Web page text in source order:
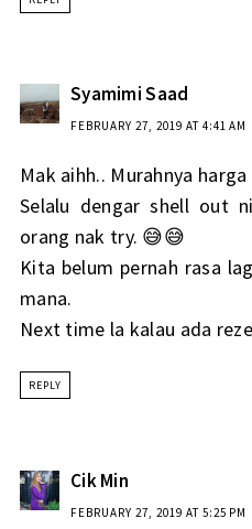
Syamimi Saad
FEBRUARY 27, 2019 AT 4:41 AM
Mak aihh.. Murahnya harga
Selalu dengar shell out
orang nak try. 😅😅
Kita belum pernah rasa
mana.
Next time la kalau ada
REPLY
Cik Min
FEBRUARY 27, 2019 AT 5:25 PM